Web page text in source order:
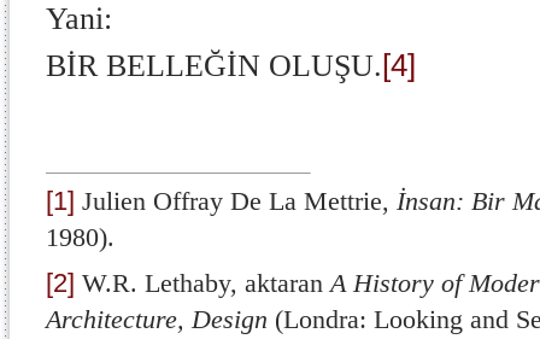
Yani:
BİR BELLEĞİN OLUŞU.[4]
[1] Julien Offray De La Mettrie, İnsan: Bir
1980).
[2] W.R. Lethaby, aktaranA History of
Architecture, Design (Londra: Looking and